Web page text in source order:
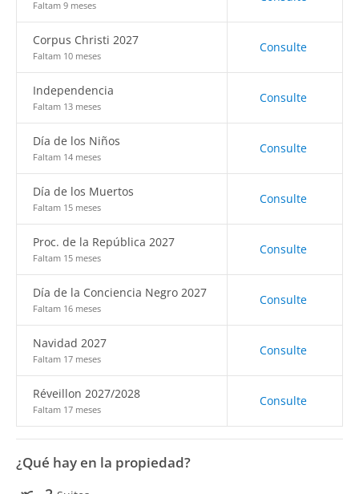
Faltam 9 meses
Corpus Christi 2027
Faltam 10 meses
Consulte
Independencia
Faltam 13 meses
Consulte
Día de los Niños
Faltam 14 meses
Consulte
Día de los Muertos
Faltam 15 meses
Consulte
Proc. de la República 2027
Faltam 15 meses
Consulte
Día de la Conciencia Negro 2027
Faltam 16 meses
Consulte
Navidad 2027
Faltam 17 meses
Consulte
Réveillon 2027/2028
Faltam 17 meses
Consulte
¿Qué hay en la propiedad?